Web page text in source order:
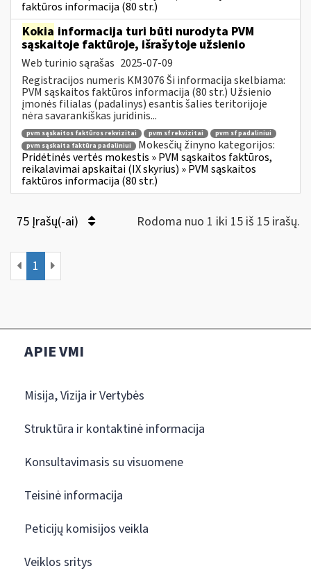
faktūros informacija (80 str.)
Kokia informacija turi būti nurodyta PVM
sąskaitoje faktūroje, išrašytoje užsienio
Web turinio sąrašas 2025-07-09
Registracijos numeris KM3076 Ši informacija skelbiama:
PVM sąskaitos faktūros informacija (80 str.) Užsienio
įmonės filialas (padalinys) esantis šalies teritorijoje
nėra savarankiškas juridinis...
pvm sąskaitos faktūros rekvizitai pvm sf rekvizitai
pvm sf padaliniui
pvm sąskaita faktūra padaliniui
Mokesčių žinyno kategorijos:
Pridėtinės vertės mokestis » PVM sąskaitos faktūros,
reikalavimai apskaitai (IX skyrius) » PVM sąskaitos
faktūros informacija (80 str.)
75 Įrašų(-ai) Rodoma nuo 1 iki 15 iš 15 irašų.
1
APIE VMI
Misija, Vizija ir Vertybės
Struktūra ir kontaktinė informacija
Konsultavimasis su visuomene
Teisinė informacija
Peticijų komisijos veikla
Veiklos sritys